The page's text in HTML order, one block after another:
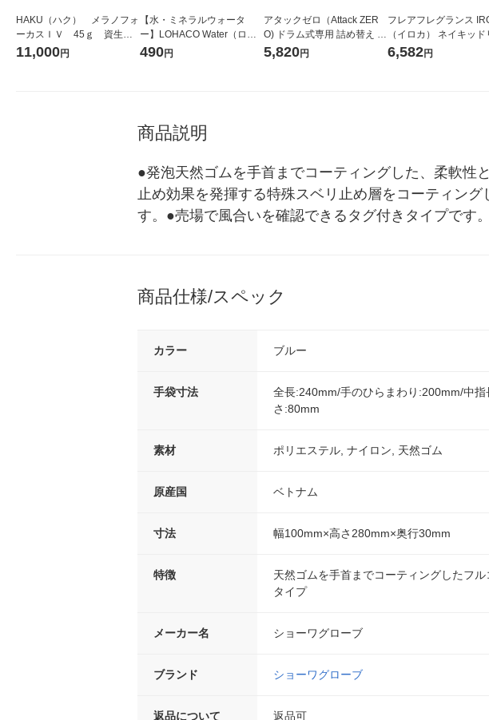
HAKU（ハク） メラノフォ
ーカスＩＶ 45ｇ 資生
堂 おまけ付き
11,000円
【水・ミネラルウォータ
ー】LOHACO Water（ロハ
コウォーター）2L ラベルレ
490円
アタックゼロ（Attack ZER
O) ドラム式専用 詰め替え メ
ガジャンボ 2300g 1セット
5,820円
フレアフレグランス
（イロカ） ネイキッド
ーの香り 柔軟剤 詰め替
6,582円
商品説明
●発泡天然ゴムを手首までコーティングした、柔軟性
止め効果を発揮する特殊スベリ止め層をコーティン
す。●売場で風合いを確認できるタグ付きタイプです。
商品仕様/スペック
カラー ブルー
手袋寸法
全長:240mm/手のひらまわり:200mm/中指
さ:80mm
素材 ポリエステル, ナイロン, 天然ゴム
原産国 ベトナム
寸法 幅100mm×高さ280mm×奥行30mm
特徴
天然ゴムを手首までコーティングしたフル
タイプ
メーカー名 ショーワグローブ
ブランド ショーワグローブ
返品について
返品可